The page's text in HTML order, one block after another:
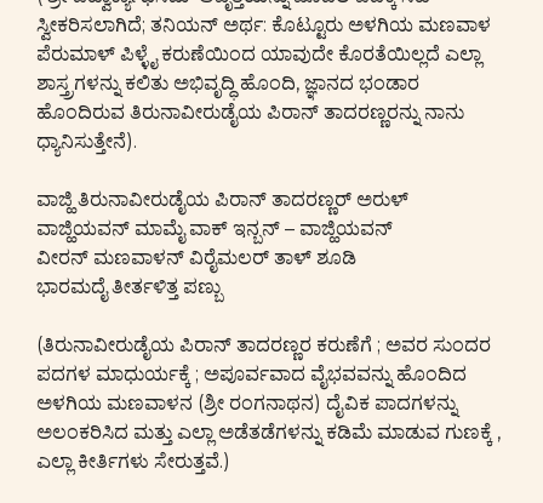
ಸ್ವೀಕರಿಸಲಾಗಿದೆ; ತನಿಯನ್ ಅರ್ಥ: ಕೊಟ್ಟೂರು ಅಳಗಿಯ ಮಣವಾಳ
ಪೆರುಮಾಳ್ ಪಿಳ್ಳೈ ಕರುಣೆಯಿಂದ ಯಾವುದೇ ಕೊರತೆಯಿಲ್ಲದೆ ಎಲ್ಲಾ
ಶಾಸ್ತ್ರಗಳನ್ನು ಕಲಿತು ಅಭಿವೃದ್ಧಿ ಹೊಂದಿ, ಜ್ಞಾನದ ಭಂಡಾರ
ಹೊಂದಿರುವ ತಿರುನಾವೀರುಡೈಯ ಪಿರಾನ್ ತಾದರಣ್ಣರನ್ನು ನಾನು
ಧ್ಯಾನಿಸುತ್ತೇನೆ).
ವಾಜ್ಹಿ ತಿರುನಾವೀರುಡೈಯ ಪಿರಾನ್ ತಾದರಣ್ಣರ್ ಅರುಳ್
ವಾಜ್ಹಿಯವನ್ ಮಾಮೈ ವಾಕ್ ಇನ್ಬನ್ – ವಾಜ್ಹಿಯವನ್
ವೀರನ್ ಮಣವಾಳನ್ ವಿರೈಮಲರ್ ತಾಳ್ ಶೂಡಿ
ಭಾರಮದೈ ತೀರ್ತಳಿತ್ತ ಪಣ್ಬು
(ತಿರುನಾವೀರುಡೈಯ ಪಿರಾನ್ ತಾದರಣ್ಣರ ಕರುಣೆಗೆ ; ಅವರ ಸುಂದರ
ಪದಗಳ ಮಾಧುರ್ಯಕ್ಕೆ ; ಅಪೂರ್ವವಾದ ವೈಭವವನ್ನು ಹೊಂದಿದ
ಅಳಗಿಯ ಮಣವಾಳನ (ಶ್ರೀ ರಂಗನಾಥನ) ದೈವಿಕ ಪಾದಗಳನ್ನು
ಅಲಂಕರಿಸಿದ ಮತ್ತು ಎಲ್ಲಾ ಅಡೆತಡೆಗಳನ್ನು ಕಡಿಮೆ ಮಾಡುವ ಗುಣಕ್ಕೆ ,
ಎಲ್ಲಾ ಕೀರ್ತಿಗಳು ಸೇರುತ್ತವೆ.)